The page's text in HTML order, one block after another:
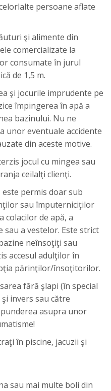
persoane aflate
şi alimente din
comercializate la
consumate în jurul
de 1,5 m.
şi jocurile imprudente pe
împingerea în apă a
bazinului. Nu ne
unor eventuale accidente
din aceste motive.
jocul cu mingea sau
ceilalţi clienţi.
este permis doar sub
sau împuterniciţilor
colacilor de apă, a
a vestelor. Este strict
neînsoţiţi sau
accesul adulţilor în
părinţilor/însoţitorilor.
fără şlapi (în special
invers sau către
asupra unor
în piscine, jacuzii şi
sau mai multe boli din